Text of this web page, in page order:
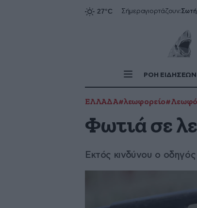
Σήμεραγιορτάζουν:
ΡΟΗ ΕΙΔΗΣΕΩΝ
ΕΛΛΑΔΑ#λεωφορείο
Φωτιά σε
Εκτός κινδύνου ο οδηγός